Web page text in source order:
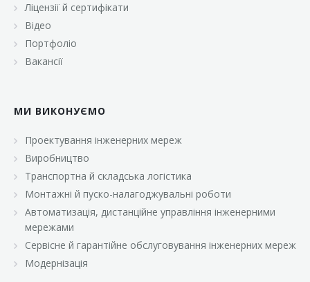
«ВК Експресс»
«Класс»
«Континент»
«Малинка»
«Марс»
«Оптовичок»
Ліцензії й сертифікати
Відео
Портфоліо
Вакансії
МИ ВИКОНУЄМО
Проектування інженерних мереж
Виробництво
Транспортна й складська логістика
Монтажні й пуско-налагоджувальні роботи
Автоматизація, дистанційне управління інженерними
мережами
Сервісне й гарантійне обслуговування інженерних мереж
Модернізація